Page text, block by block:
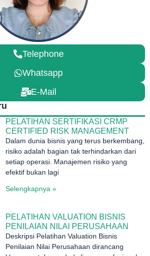
Telephone
Whatsapp
E-Mail
PELATIHAN SERTIFIKASI CRMP
CERTIFIED RISK MANAGEMENT
Dalam dunia bisnis yang terus berkembang,
risiko adalah bagian tak terhindarkan dari
setiap operasi. Manajemen risiko yang
efektif bukan lagi
Selengkapnya »
PELATIHAN VALUATION BISNIS
PENILAIAN NILAI PERUSAHAAN
Deskripsi Pelatihan Valuation Bisnis
Penilaian Nilai Perusahaan dirancang